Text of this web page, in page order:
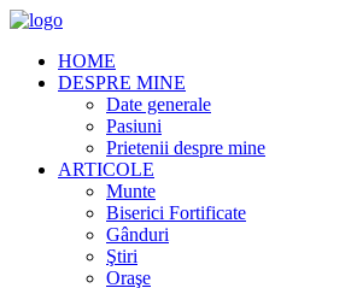
HOME
DESPRE MINE
Date generale
Pasiuni
Prietenii despre mine
ARTICOLE
Munte
Biserici Fortificate
Gânduri
Ştiri
Oraşe